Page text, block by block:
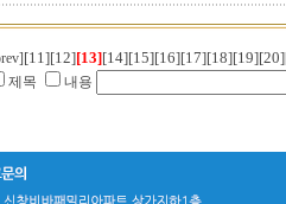
[11][12][13][14][15][16][17][18][19][20]
제목 내용